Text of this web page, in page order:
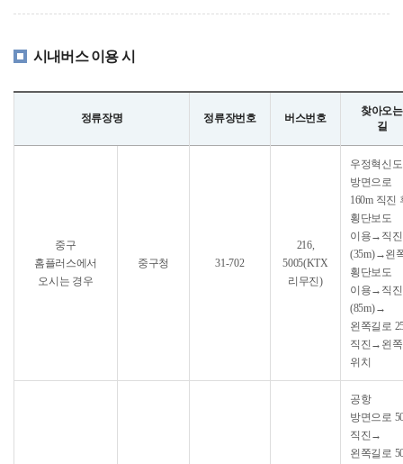
시내버스 이용 시
정류장명 정류장번호 버스번호
찾아오는
길
중구
홈플러스에서
오시는 경우
중구청 31-702
216,
5005(KTX
리무진)
우정혁신
방면으로
160m 직진
횡단보도
이용→직진
(35m)→왼
횡단보도
이용→직진
(85m)→
왼쪽길로
직진→왼
위치
공항
방면으로
직진→
왼쪽길로